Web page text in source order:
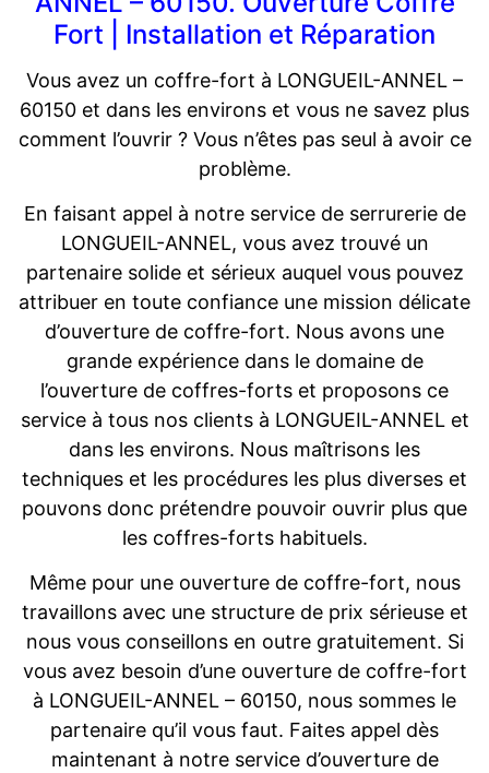
Fort | Installation et Réparation
Vous avez un coffre-fort à LONGUEIL-ANNEL –
60150 et dans les environs et vous ne savez plus
comment l’ouvrir ? Vous n’êtes pas seul à avoir ce
problème.
En faisant appel à notre service de serrurerie de
LONGUEIL-ANNEL, vous avez trouvé un
partenaire solide et sérieux auquel vous pouvez
attribuer en toute confiance une mission délicate
d’ouverture de coffre-fort. Nous avons une
grande expérience dans le domaine de
l’ouverture de coffres-forts et proposons ce
service à tous nos clients à LONGUEIL-ANNEL et
dans les environs. Nous maîtrisons les
techniques et les procédures les plus diverses et
pouvons donc prétendre pouvoir ouvrir plus que
les coffres-forts habituels.
Même pour une ouverture de coffre-fort, nous
travaillons avec une structure de prix sérieuse et
nous vous conseillons en outre gratuitement. Si
vous avez besoin d’une ouverture de coffre-fort
à LONGUEIL-ANNEL – 60150, nous sommes le
partenaire qu’il vous faut. Faites appel dès
maintenant à notre service d’ouverture de